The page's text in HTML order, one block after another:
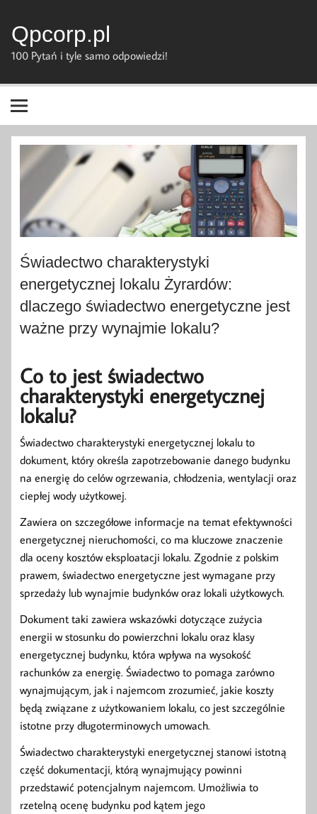
content
Qpcorp.pl
100 Pytań i tyle samo odpowiedzi!
Świadectwo charakterystyki
energetycznej lokalu Żyrardów:
dlaczego świadectwo energetyczne jest
ważne przy wynajmie lokalu?
Co to jest świadectwo
charakterystyki energetycznej
lokalu?
Świadectwo charakterystyki energetycznej lokalu to
dokument, który określa zapotrzebowanie danego budynku
na energię do celów ogrzewania, chłodzenia, wentylacji oraz
ciepłej wody użytkowej.
Zawiera on szczegółowe informacje na temat efektywności
energetycznej nieruchomości, co ma kluczowe znaczenie
dla oceny kosztów eksploatacji lokalu. Zgodnie z polskim
prawem, świadectwo energetyczne jest wymagane przy
sprzedaży lub wynajmie budynków oraz lokali użytkowych.
Dokument taki zawiera wskazówki dotyczące zużycia
energii w stosunku do powierzchni lokalu oraz klasy
energetycznej budynku, która wpływa na wysokość
rachunków za energię. Świadectwo to pomaga zarówno
wynajmującym, jak i najemcom zrozumieć, jakie koszty
będą związane z użytkowaniem lokalu, co jest szczególnie
istotne przy długoterminowych umowach.
Świadectwo charakterystyki energetycznej stanowi istotną
część dokumentacji, którą wynajmujący powinni
przedstawić potencjalnym najemcom. Umożliwia to
rzetelną ocenę budynku pod kątem jego